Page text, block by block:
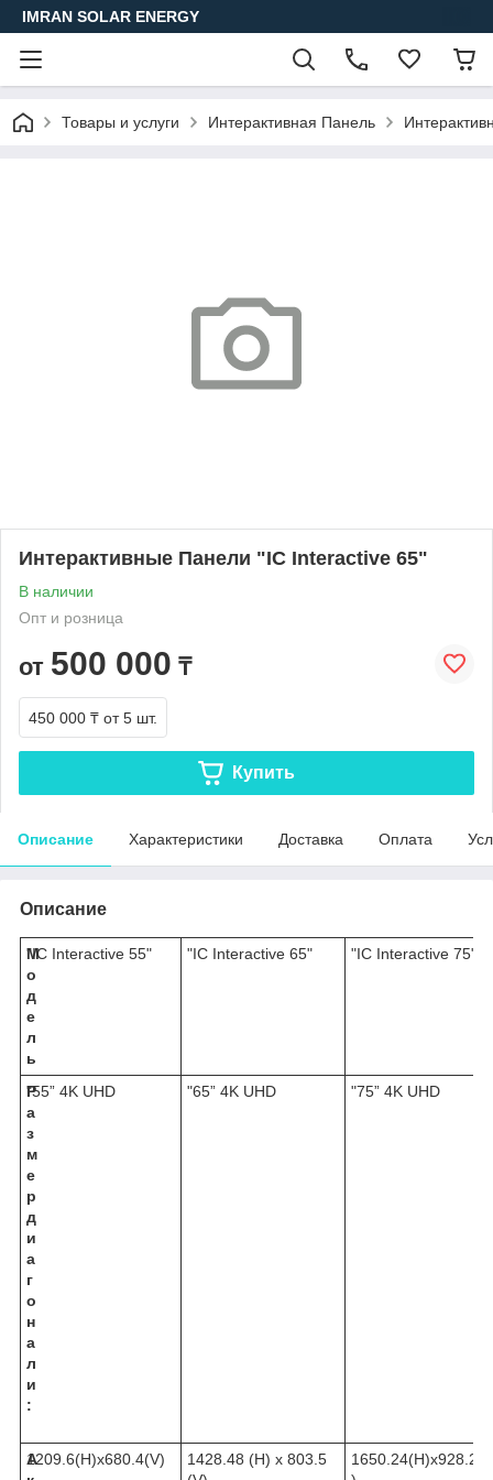
IMRAN SOLAR ENERGY
Товары и услуги Интерактивная Панель
Интерактивные Панели "IC Interactive 65"
В наличии
Опт и розница
от 500 000 ₸
450 000 ₸ от 5 шт.
Купить
Описание Характеристики Доставка Оплата
Описание
М
о
д
е
л
ь
"IC Interactive 55" "IC Interactive 65" "IC Interactive 75"
Р
а
з
м
е
р
д
и
а
г
о
н
а
л
и
:
"55” 4K UHD "65” 4K UHD "75” 4K UHD
А
1209.6(H)x680.4(V)
1428.48 (H) x 803.5